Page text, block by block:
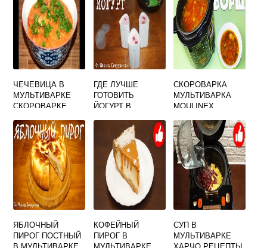
ЧЕЧЕВИЦА В
МУЛЬТИВАРКЕ
СКОРОВАРКЕ
ГДЕ ЛУЧШЕ
ГОТОВИТЬ
ЙОГУРТ В
ИЛИ ЙОГУРТНИЦЕ
СКОРОВАРКА
МУЛЬТИВАРКА
MOULINEX
РЕЦЕПТЫ
ЯБЛОЧНЫЙ
ПИРОГ ПОСТНЫЙ
КОФЕЙНЫЙ
ПИРОГ В
СУП В
МУЛЬТИВАРКЕ